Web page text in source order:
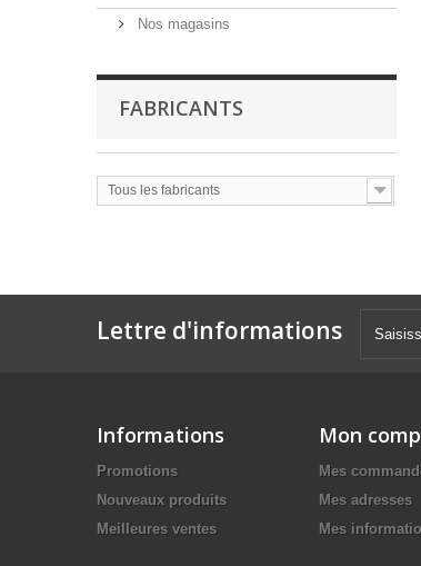
Nos magasins
FABRICANTS
Tous les fabricants
Lettre d'informations
Informations
Promotions
Nouveaux produits
Meilleures ventes
Mon
Mes
Mes adresses
Mes